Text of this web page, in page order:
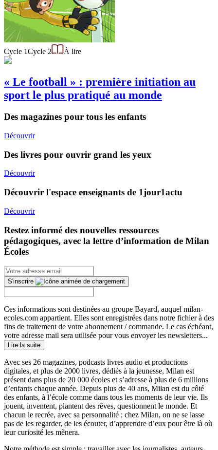
Cycle 1Cycle 2 À lire
« Le football » : première initiation au
sport le plus pratiqué au monde
Des magazines pour tous les enfants
Découvrir
Des livres pour ouvrir grand les yeux
Découvrir
Découvrir l'espace enseignants de 1jour1actu
Découvrir
Restez informé des nouvelles ressources
pédagogiques, avec la lettre d’information de Milan
Écoles
S'inscrire
Ces informations sont destinées au groupe Bayard, auquel milan-
ecoles.com appartient. Elles sont enregistrées dans notre fichier à des
fins de traitement de votre abonnement / commande. Le cas échéant,
votre adresse mail sera utilisée pour vous envoyer les newsletters...
Lire la suite
Avec ses 26 magazines, podcasts livres audio et productions
digitales, et plus de 2000 livres, dédiés à la jeunesse, Milan est
présent dans plus de 20 000 écoles et s’adresse à plus de 6 millions
d’enfants chaque année. Depuis plus de 40 ans, Milan est du côté
des enfants, à l’école comme dans tous les moments de leur vie. Ils
jouent, inventent, plantent des rêves, questionnent le monde. Et
chacun le recrée, avec sa personnalité ; chez Milan, on ne se lasse
pas de les regarder, de les écouter, d’apprendre d’eux pour être là où
leur curiosité les mènera.